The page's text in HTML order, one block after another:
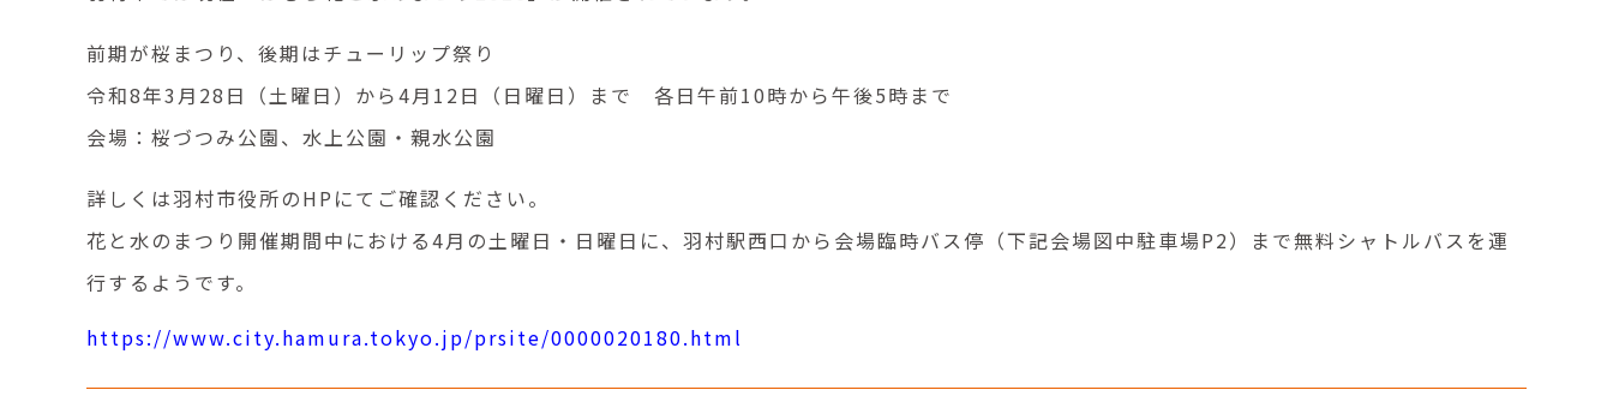
前期が桜まつり、後期はチューリップ祭り
令和8年3月28日（土曜日）から4月12日（日曜日）まで 各日午前10時から午後5時まで
会場：桜づつみ公園、水上公園・親水公園
詳しくは羽村市役所のHPにてご確認ください。
花と水のまつり開催期間中における4月の土曜日・日曜日に、羽村駅西口から会場臨時バス停（下記会場図中駐車場P2）まで無料シャトルバスを運
行するようです。
https://www.city.hamura.tokyo.jp/prsite/0000020180.html